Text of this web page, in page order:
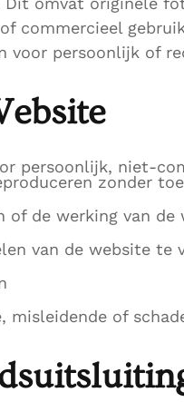
commercieel
voor persoonlijk of
persoonlijk, niet-
zonder
of de werking van de
van de website te
misleidende of